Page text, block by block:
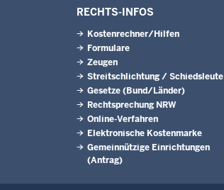
RECHTS-INFOS
Kostenrechner/Hilfen
Formulare
Zeugen
Streitschlichtung / Schiedsleute
Gesetze (Bund/Länder)
Rechtsprechung NRW
Online-Verfahren
Elektronische Kostenmarke
Gemeinnützige Einrichtungen
(Antrag)